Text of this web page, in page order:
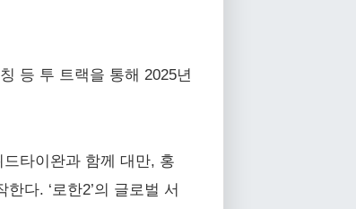
등 투 트랙을 통해 2025년
타이완과 함께 대만, 홍
다. ‘로한2’의 글로벌 서